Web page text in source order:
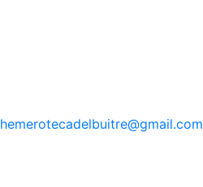
hemerotecadelbuitre@gmail.com